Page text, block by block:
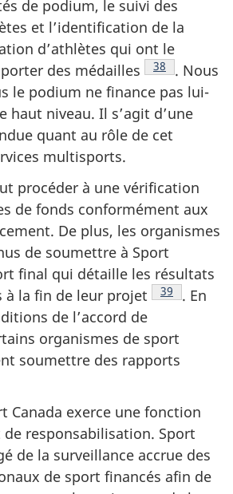
de podium, le suivi des
et l’identification de la
d’athlètes qui ont le
des médailles
Note de bas
38
. Nous
le podium ne finance pas lui-
haut niveau. Il s’agit d’une
quant au rôle de cet
multisports.
procéder à une vérification
de fonds conformément aux
De plus, les organismes
de soumettre à Sport
final qui détaille les résultats
à la fin de leur projet
Note de bas
39
. En
de l’accord de
organismes de sport
soumettre des rapports
de page
Canada exerce une fonction
responsabilisation. Sport
de la surveillance accrue des
de sport financés afin de